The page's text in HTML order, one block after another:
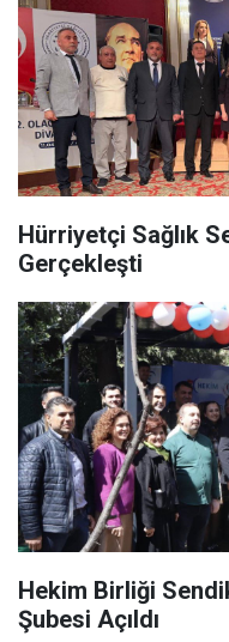
Hürriyetçi Sağlık
Gerçekleşti
Hekim Birliği
Şubesi Açıldı